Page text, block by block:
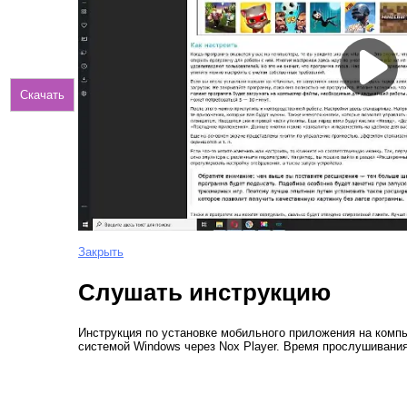
Скачать
Закрыть
Слушать инструкцию
Инструкция по установке мобильного приложения на
системой Windows через Nox Player. Время